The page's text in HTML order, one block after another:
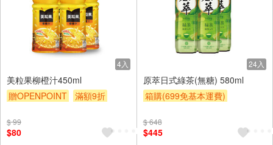
4入
美粒果柳橙汁450ml
贈OPENPOINT
滿額9折
$ 99
$80
24入
原萃日式綠茶(無糖) 580ml
箱購(699免基本運費)
贈OPENPOINT
滿額9折
$ 648
$445